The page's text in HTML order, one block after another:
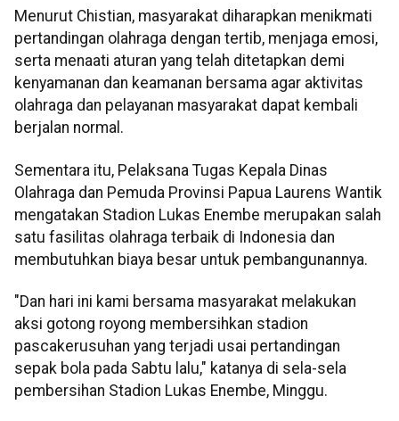
Menurut Chistian, masyarakat diharapkan menikmati
pertandingan olahraga dengan tertib, menjaga emosi,
serta menaati aturan yang telah ditetapkan demi
kenyamanan dan keamanan bersama agar aktivitas
olahraga dan pelayanan masyarakat dapat kembali
berjalan normal.
Sementara itu, Pelaksana Tugas Kepala Dinas
Olahraga dan Pemuda Provinsi Papua Laurens Wantik
mengatakan Stadion Lukas Enembe merupakan salah
satu fasilitas olahraga terbaik di Indonesia dan
membutuhkan biaya besar untuk pembangunannya.
"Dan hari ini kami bersama masyarakat melakukan
aksi gotong royong membersihkan stadion
pascakerusuhan yang terjadi usai pertandingan
sepak bola pada Sabtu lalu," katanya di sela-sela
pembersihan Stadion Lukas Enembe, Minggu.